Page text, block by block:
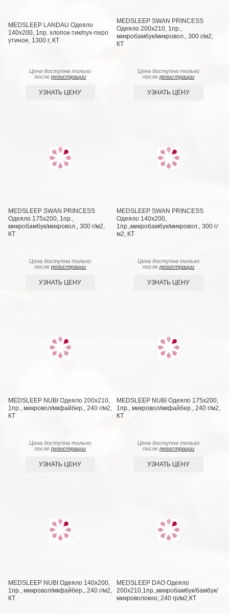
MEDSLEEP LANDAU Одеяло
140х200, 1пр. хлопок-тик/пух-перо
утиное, 1300 г, КТ
Цена доступна только
послерегистрации
УЗНАТЬ ЦЕНУ
MEDSLEEP SWAN PRINCESS
Одеяло 200х210, 1пр.,
микробамбук/микровол., 300 г/м2,
КТ
Цена доступна только
послерегистрации
УЗНАТЬ ЦЕНУ
MEDSLEEP SWAN PRINCESS
Одеяло 175х200, 1пр.,
микробамбук/микровол., 300 г/м2,
КТ
Цена доступна только
послерегистрации
УЗНАТЬ ЦЕНУ
MEDSLEEP SWAN PRINCESS
Одеяло 140х200,
1пр.,микробамбук/микровол., 300 г/
м2, КТ
Цена доступна только
послерегистрации
УЗНАТЬ ЦЕНУ
MEDSLEEP NUBI Одеяло 200х210,
1пр., микровол/мкфайбер., 240 г/м2,
КТ
Цена доступна только
послерегистрации
УЗНАТЬ ЦЕНУ
MEDSLEEP NUBI Одеяло 175х200,
1пр., микровол/мкфайбер., 240 г/м2,
КТ
Цена доступна только
послерегистрации
УЗНАТЬ ЦЕНУ
MEDSLEEP NUBI Одеяло 140х200,
1пр., микровол/мкфайбер., 240 г/м2,
КТ
MEDSLEEP DAO Одеяло
200х210,1пр.,микробамбук/бамбук/
микроволокно; 240 гр/м2,КТ